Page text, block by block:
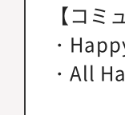
【コミ
・
・All